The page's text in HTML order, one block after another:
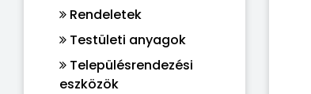
Rendeletek
Testületi anyagok
Településrendezési
eszközök